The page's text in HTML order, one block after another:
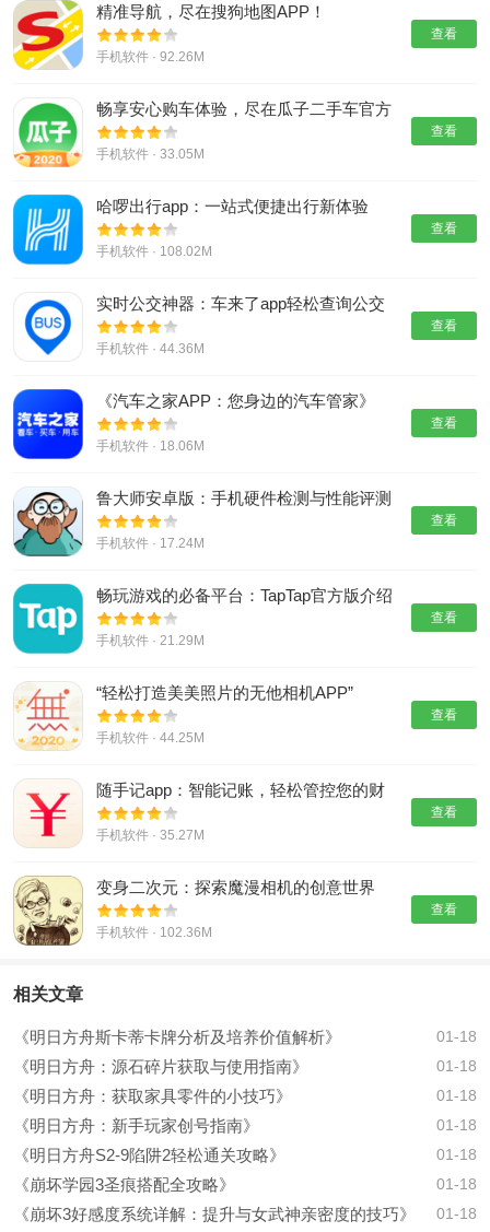
精准导航，尽在搜狗地图APP！
手机软件 · 92.26M
查看
畅享安心购车体验，尽在瓜子二手车官方
版！
手机软件 · 33.05M
查看
哈啰出行app：一站式便捷出行新体验
手机软件 · 108.02M
查看
实时公交神器：车来了app轻松查询公交
位置
手机软件 · 44.36M
查看
《汽车之家APP：您身边的汽车管家》
手机软件 · 18.06M
查看
鲁大师安卓版：手机硬件检测与性能评测
利器
手机软件 · 17.24M
查看
畅玩游戏的必备平台：TapTap官方版介绍
手机软件 · 21.29M
查看
“轻松打造美美照片的无他相机APP”
手机软件 · 44.25M
查看
随手记app：智能记账，轻松管控您的财
务
手机软件 · 35.27M
查看
变身二次元：探索魔漫相机的创意世界
手机软件 · 102.36M
查看
相关文章
《明日方舟斯卡蒂卡牌分析及培养价值解析》 01-18
《明日方舟：源石碎片获取与使用指南》 01-18
《明日方舟：获取家具零件的小技巧》 01-18
《明日方舟：新手玩家创号指南》 01-18
《明日方舟S2-9陷阱2轻松通关攻略》 01-18
《崩坏学园3圣痕搭配全攻略》 01-18
《崩坏3好感度系统详解：提升与女武神亲密度的技巧》 01-18